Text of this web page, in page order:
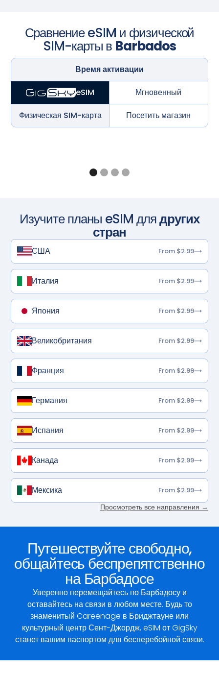
Сравнение eSIM и физической
SIM-карты в Barbados
Время активации
eSIM Мгновенный
Физическая SIM-карта Посетить магазин
Изучите планы eSIM длядругих
стран
США From $2.99
Италия From $2.99
Япония From $2.99
Великобритания From $2.99
Франция From $2.99
Германия From $2.99
Испания From $2.99
Канада From $2.99
Мексика From $2.99
Просмотреть все направления →
Путешествуйте свободно,
общайтесь беспрепятственно
на Барбадосе
Уверенно перемещайтесь по Барбадосу и
оставайтесь на связи в любом месте. Будь то
знаменитый Careenage в Бриджтауне или
культурный центр Сент-Джордж, eSIM от GigSky
станет вашим паспортом для бесперебойной связи.